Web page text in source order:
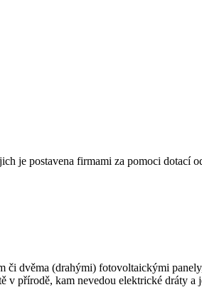
je postavena firmami za pomoci dotací
dvěma (drahými) fotovoltaickými
v přírodě, kam nevedou elektrické dráty a